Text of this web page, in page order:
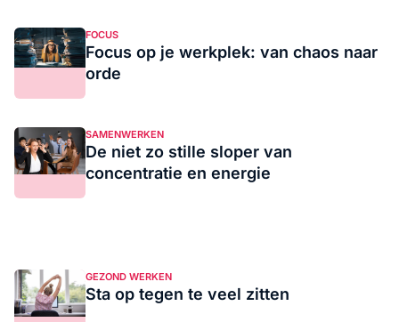
FOCUS
Focus op je werkplek: van chaos naar
orde
SAMENWERKEN
De niet zo stille sloper van
concentratie en energie
GEZOND WERKEN
Sta op tegen te veel zitten